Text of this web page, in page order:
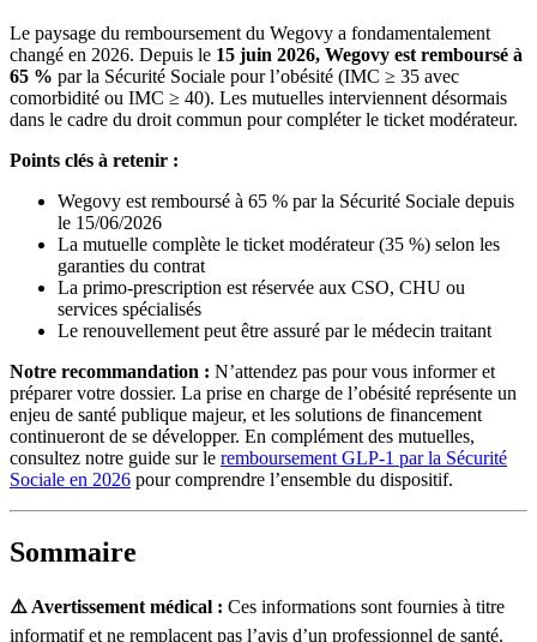
Le paysage du remboursement du Wegovy a fondamentalement
changé en 2026. Depuis le 15 juin 2026, Wegovy est remboursé à
65 % par la Sécurité Sociale pour l’obésité (IMC ≥ 35 avec
comorbidité ou IMC ≥ 40). Les mutuelles interviennent désormais
dans le cadre du droit commun pour compléter le ticket modérateur.
Points clés à retenir :
Wegovy est remboursé à 65 % par la Sécurité Sociale depuis
le 15/06/2026
La mutuelle complète le ticket modérateur (35 %) selon les
garanties du contrat
La primo-prescription est réservée aux CSO, CHU ou
services spécialisés
Le renouvellement peut être assuré par le médecin traitant
Notre recommandation : N’attendez pas pour vous informer et
préparer votre dossier. La prise en charge de l’obésité représente un
enjeu de santé publique majeur, et les solutions de financement
continueront de se développer. En complément des mutuelles,
consultez notre guide sur le remboursement GLP-1 par la Sécurité
Sociale en 2026 pour comprendre l’ensemble du dispositif.
Sommaire
⚠️ Avertissement médical : Ces informations sont fournies à titre
informatif et ne remplacent pas l’avis d’un professionnel de santé.